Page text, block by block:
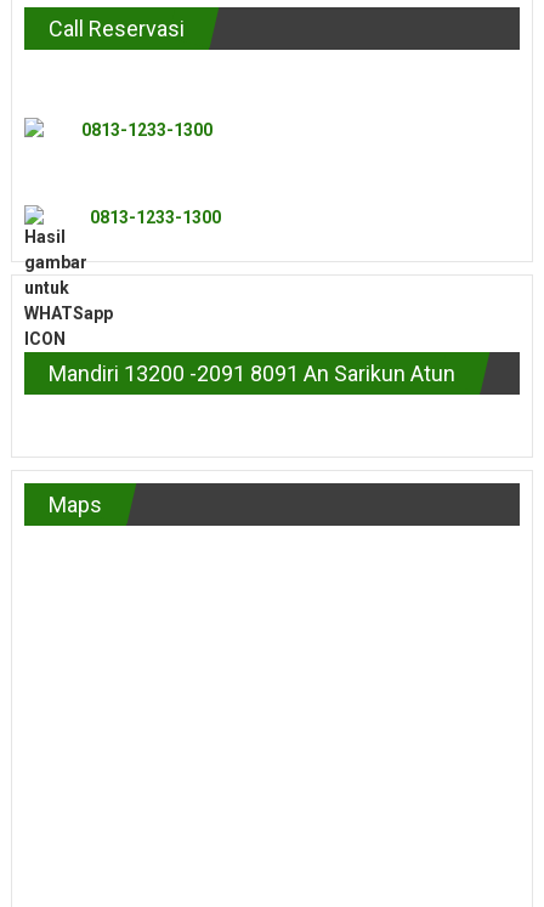
Call Reservasi
0813-1233-1300
0813-1233-1300
Mandiri 13200 -2091 8091 An Sarikun Atun
Maps